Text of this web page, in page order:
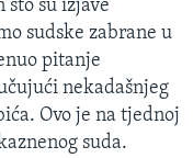
što su izjave
sudske zabrane u
pitanje
nekadašnjeg
Ovo je na tjednoj
suda.